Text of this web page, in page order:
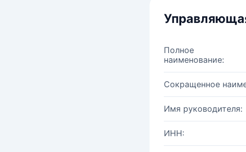
Полное
наименование:
Сокращенное
Имя руководителя:
ИНН: